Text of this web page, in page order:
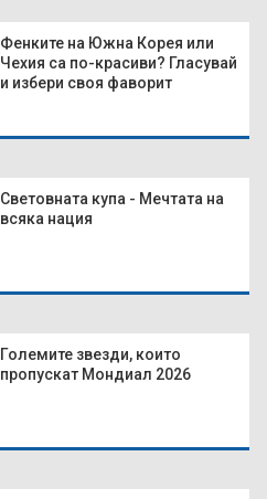
Фенките на Южна Корея или
Чехия са по-красиви? Гласувай
и избери своя фаворит
Световната купа - Мечтата на
всяка нация
Големите звезди, които
пропускат Мондиал 2026